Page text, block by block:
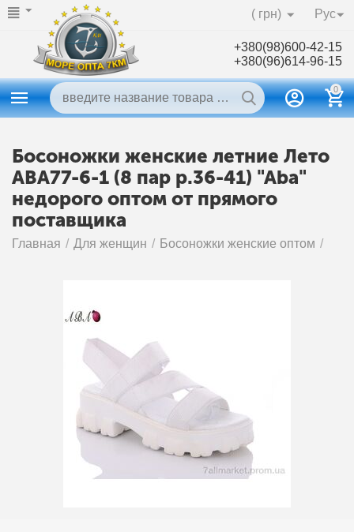
Рус
( грн)
+380(98)600-42-15
+380(96)614-96-15
0
Босоножки женские летние Лето
ABA77-6-1 (8 пар р.36-41) "Aba"
недорого оптом от прямого
поставщика
Главная / Для женщин / Босоножки женские оптом /